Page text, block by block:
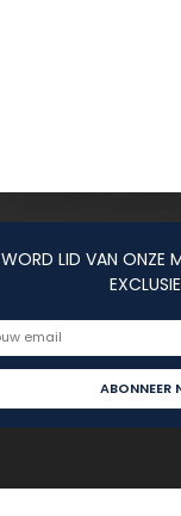
WORD LID VAN ONZE